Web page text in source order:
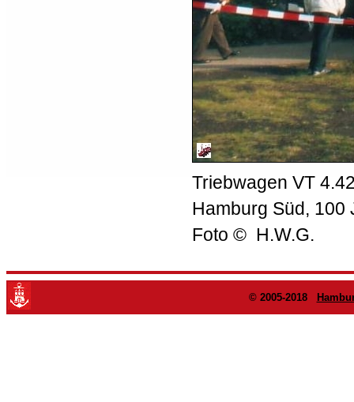
Triebwagen VT
Hamburg Süd, 100
Foto © H.W.G.
© 2005-2018